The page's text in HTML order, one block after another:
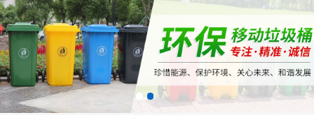
办公室脚踩垃圾桶 保安岗亭
分类果皮箱 公园椅
垃圾分类房 塑料垃圾桶